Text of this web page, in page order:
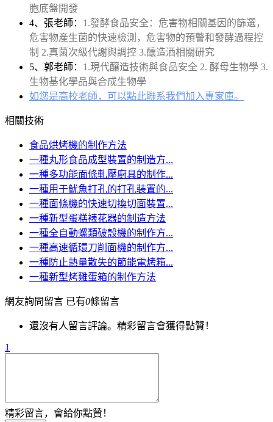
胞底盤開發
4、張老師： 1.發酵食品安全：危害物相關基因的篩選，
危害物產生菌的快速檢測，危害物的預警和發酵過程控
制 2.真菌次級代謝與調控 3.釀造酒相關研究
5、郭老師： 1.現代釀造技術與食品安全 2. 酵母生物學 3.
生物基化學品與合成生物學
如您是高校老師，可以點此聯系我們加入專家庫。
相關技術
食品烘烤機的制作方法
一種丸形食品成型裝置的制造方...
一種多功能面條軋壓廚具的制作...
一種用于魷魚打孔的打孔裝置的...
一種面條機的快速切換切面裝置...
一種新型蛋糕裱花器的制造方法
一種全自動螺類破殼機的制作方...
一種高速循環刀削面機的制作方...
一種防止熱量散失的節能電烤箱...
一種新型烤雞蛋箱的制作方法
網友詢問留言 已有0條留言
還沒有人留言評論。精彩留言會獲得點贊！
1
精彩留言，會給你點贊！